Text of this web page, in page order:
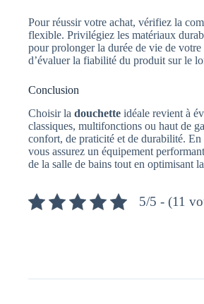
Pour réussir votre achat, vérifiez la
flexible. Privilégiez les matériaux
pour prolonger la durée de vie de votre
d’évaluer la fiabilité du produit sur le
Conclusion
Choisir la douchette idéale revient à
classiques, multifonctions ou haut de
confort, de praticité et de durabilité.
vous assurez un équipement
de la salle de bains tout en optimisant
5/5 - (11